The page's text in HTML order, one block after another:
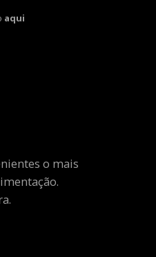
aqui
o mais